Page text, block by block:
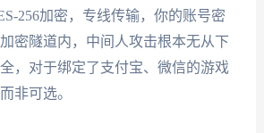
256加密，专线传输，你的账号密
密隧道内，中间人攻击根本无从下
，对于绑定了支付宝、微信的游戏
非可选。